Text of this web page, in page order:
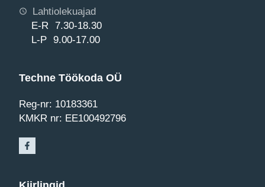
Lahtiolekuajad
E-R 7.30-18.30
L-P 9.00-17.00
Techne Töökoda OÜ
Reg-nr: 10183361
KMKR nr: EE100492796